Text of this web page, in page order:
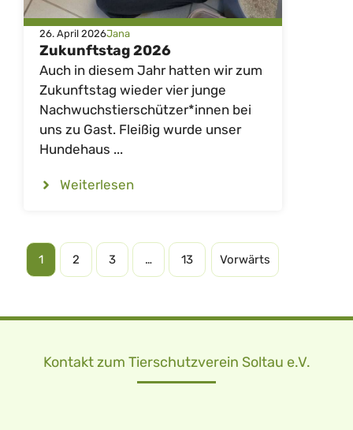
26. April 2026Jana
Zukunftstag 2026
Auch in diesem Jahr hatten wir zum
Zukunftstag wieder vier junge
Nachwuchstierschützer*innen bei
uns zu Gast. Fleißig wurde unser
Hundehaus ...
Weiterlesen
1 2 3 … 13 Vorwärts
Kontakt zum Tierschutzverein Soltau e.V.